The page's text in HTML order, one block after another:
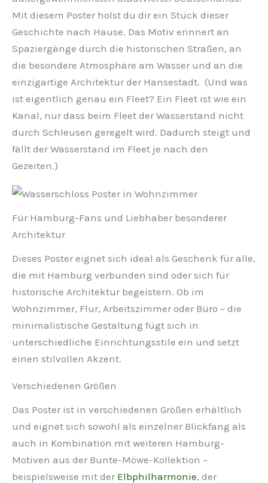
Mit diesem Poster holst du dir ein Stück dieser
Geschichte nach Hause. Das Motiv erinnert an
Spaziergänge durch die historischen Straßen, an
die besondere Atmosphäre am Wasser und an die
einzigartige Architektur der Hansestadt. (Und was
ist eigentlich genau ein Fleet? Ein Fleet ist wie ein
Kanal, nur dass beim Fleet der Wasserstand nicht
durch Schleusen geregelt wird. Dadurch steigt und
fällt der Wasserstand im Fleet je nach den
Gezeiten.)
Für Hamburg-Fans und Liebhaber besonderer
Architektur
Dieses Poster eignet sich ideal als Geschenk für alle,
die mit Hamburg verbunden sind oder sich für
historische Architektur begeistern. Ob im
Wohnzimmer, Flur, Arbeitszimmer oder Büro – die
minimalistische Gestaltung fügt sich in
unterschiedliche Einrichtungsstile ein und setzt
einen stilvollen Akzent.
Verschiedenen Größen
Das Poster ist in verschiedenen Größen erhältlich
und eignet sich sowohl als einzelner Blickfang als
auch in Kombination mit weiteren Hamburg-
Motiven aus der Bunte-Möwe-Kollektion –
beispielsweise mit der Elbphilharmonie, der